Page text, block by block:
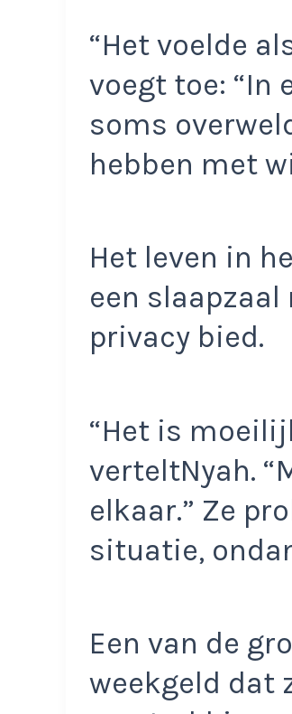
“Het voelde
voegt toe: “In
soms
hebben met
Het leven in
een
privacy bied.
“Het is
verteltNyah.
elkaar.” Ze
situatie,
Een van de
weekgeld dat